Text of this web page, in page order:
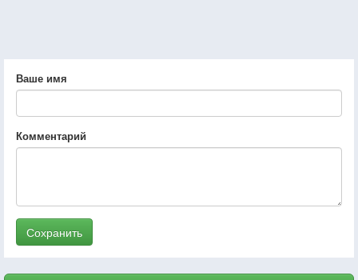
Ваше имя
Комментарий
Сохранить